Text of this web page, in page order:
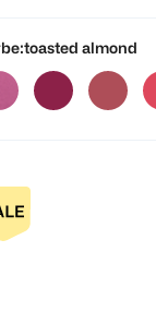
toasted almond